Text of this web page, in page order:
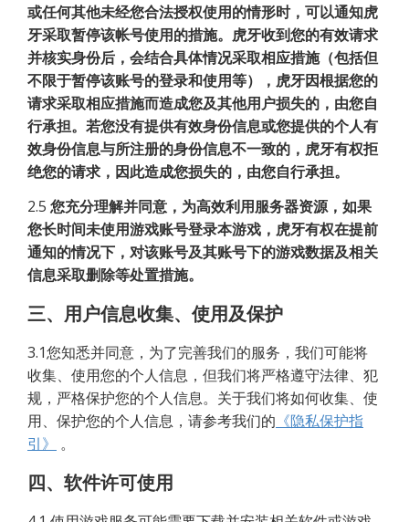
或任何其他未经您合法授权使用的情形时，可以通知虎
牙采取暂停该帐号使用的措施。虎牙收到您的有效请求
并核实身份后，会结合具体情况采取相应措施（包括但
不限于暂停该账号的登录和使用等），虎牙因根据您的
请求采取相应措施而造成您及其他用户损失的，由您自
行承担。若您没有提供有效身份信息或您提供的个人有
效身份信息与所注册的身份信息不一致的，虎牙有权拒
绝您的请求，因此造成您损失的，由您自行承担。
2.5 您充分理解并同意，为高效利用服务器资源，如果
您长时间未使用游戏账号登录本游戏，虎牙有权在提前
通知的情况下，对该账号及其账号下的游戏数据及相关
信息采取删除等处置措施。
三、用户信息收集、使用及保护
3.1您知悉并同意，为了完善我们的服务，我们可能将
收集、使用您的个人信息，但我们将严格遵守法律、犯
规，严格保护您的个人信息。关于我们将如何收集、使
用、保护您的个人信息，请参考我们的 《隐私保护指
引》
。
四、软件许可使用